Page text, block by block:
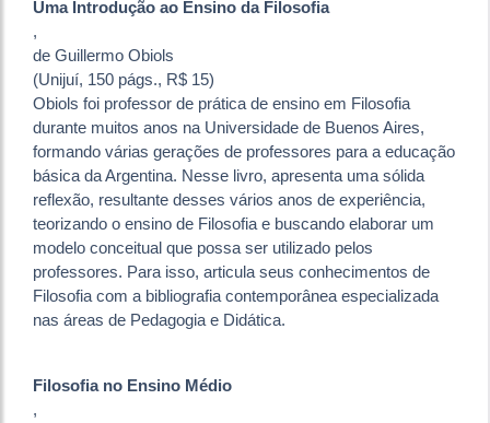
Uma Introdução ao Ensino da Filosofia
,
de Guillermo Obiols
(Unijuí, 150 págs., R$ 15)
Obiols foi professor de prática de ensino em Filosofia
durante muitos anos na Universidade de Buenos Aires,
formando várias gerações de professores para a educação
básica da Argentina. Nesse livro, apresenta uma sólida
reflexão, resultante desses vários anos de experiência,
teorizando o ensino de Filosofia e buscando elaborar um
modelo conceitual que possa ser utilizado pelos
professores. Para isso, articula seus conhecimentos de
Filosofia com a bibliografia contemporânea especializada
nas áreas de Pedagogia e Didática.
Filosofia no Ensino Médio
,